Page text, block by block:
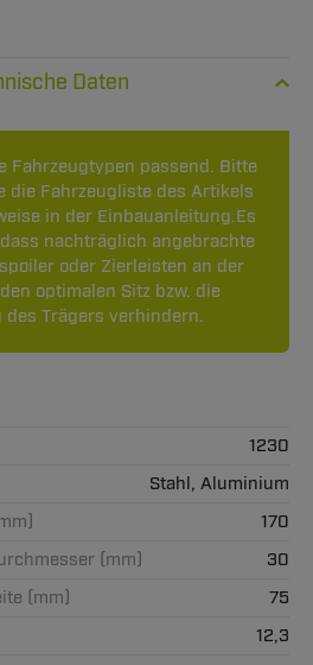
Daten
Fahrzeugtypen passend. Bitte
die Fahrzeugliste des Artikels
in der Einbauanleitung.Es
nachträglich angebrachte
oder Zierleisten an der
optimalen Sitz bzw. die
des Trägers verhindern.
1230
Stahl, Aluminium
170
(mm)
30
(mm)
75
12,3